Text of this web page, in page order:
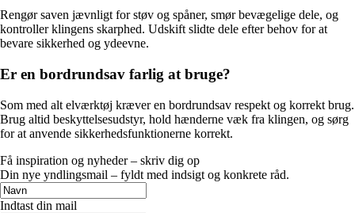
Rengør saven jævnligt for støv og spåner, smør bevægelige dele, og
kontroller klingens skarphed. Udskift slidte dele efter behov for at
bevare sikkerhed og ydeevne.
Er en bordrundsav farlig at bruge?
Som med alt elværktøj kræver en bordrundsav respekt og korrekt brug.
Brug altid beskyttelsesudstyr, hold hænderne væk fra klingen, og sørg
for at anvende sikkerhedsfunktionerne korrekt.
Få inspiration og nyheder – skriv dig op
Din nye yndlingsmail – fyldt med indsigt og konkrete råd.
Indtast din mail